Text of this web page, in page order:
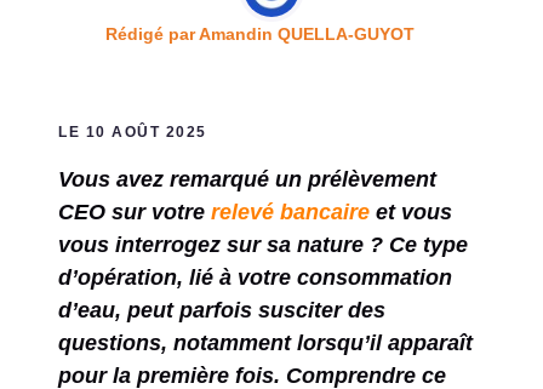
Rédigé parAmandin QUELLA-GUYOT
LE 10 AOÛT 2025
Vous avez remarqué un prélèvement
CEO sur votre relevé bancaire et vous
vous interrogez sur sa nature ? Ce type
d’opération, lié à votre consommation
d’eau, peut parfois susciter des
questions, notamment lorsqu’il apparaît
pour la première fois. Comprendre ce